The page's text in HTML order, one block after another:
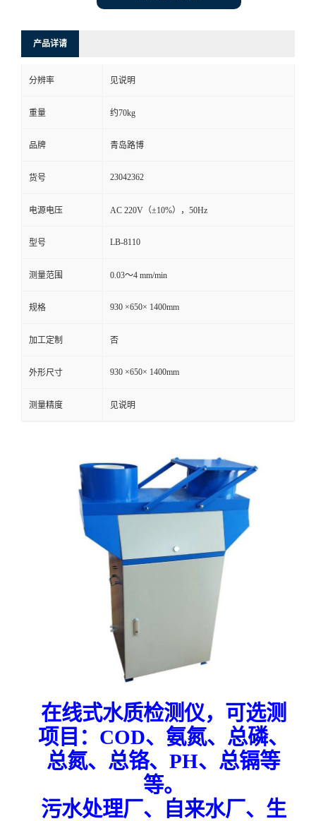
方
式
在
线
留
产品详请
分辨率 见说明
重量 约70kg
品牌 青岛路博
货号 23042362
电源电压 AC 220V（±10%），50Hz
型号 LB-8110
测量范围 0.03～4 mm/min
规格 930 ×650× 1400mm
加工定制 否
外形尺寸 930 ×650× 1400mm
测量精度 见说明
在线式水质检测仪，可选测
项目： COD、氨氮、总磷、
总氮、总铬、PH、总镉等
等。
污水处理厂、自来水厂、生